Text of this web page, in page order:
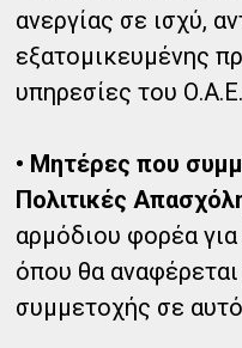
ανεργίας σε ισχύ,
εξατομικευμένης
υπηρεσίες του
• Μητέρες που
Πολιτικές
αρμόδιου φορέα
όπου θα
συμμετοχής σε